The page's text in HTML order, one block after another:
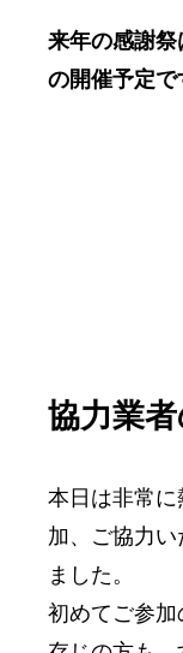
来年の感謝
の開催予定で
協力業
本日は非常
加、ご協力
ました。
初めてご参